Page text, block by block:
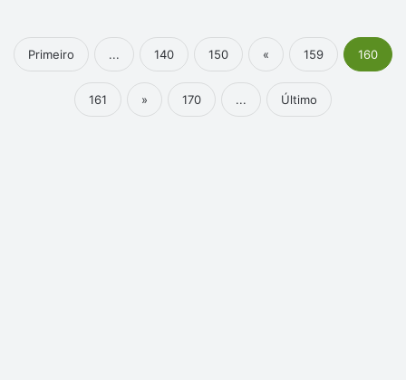
Primeiro ... 140 150 « 159 160
161 » 170 ... Último